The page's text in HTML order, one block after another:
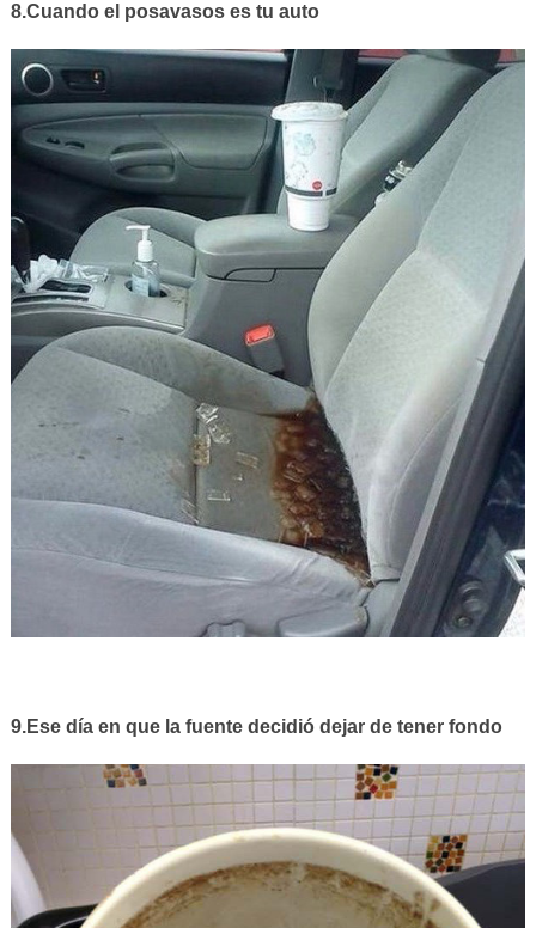
8.Cuando el posavasos es tu auto
9.Ese día en que la fuente decidió dejar de tener fondo